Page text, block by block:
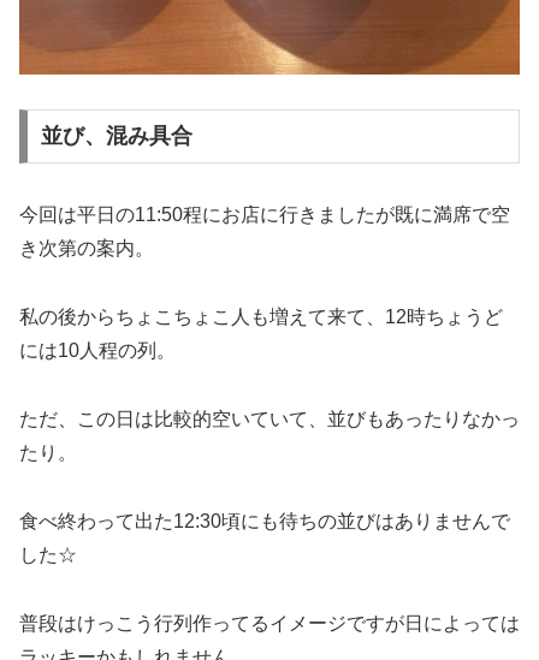
並び、混み具合
今回は平日の11:50程にお店に行きましたが既に満席で空
き次第の案内。
私の後からちょこちょこ人も増えて来て、12時ちょうど
には10人程の列。
ただ、この日は比較的空いていて、並びもあったりなかっ
たり。
食べ終わって出た12:30頃にも待ちの並びはありませんで
した☆
普段はけっこう行列作ってるイメージですが日によっては